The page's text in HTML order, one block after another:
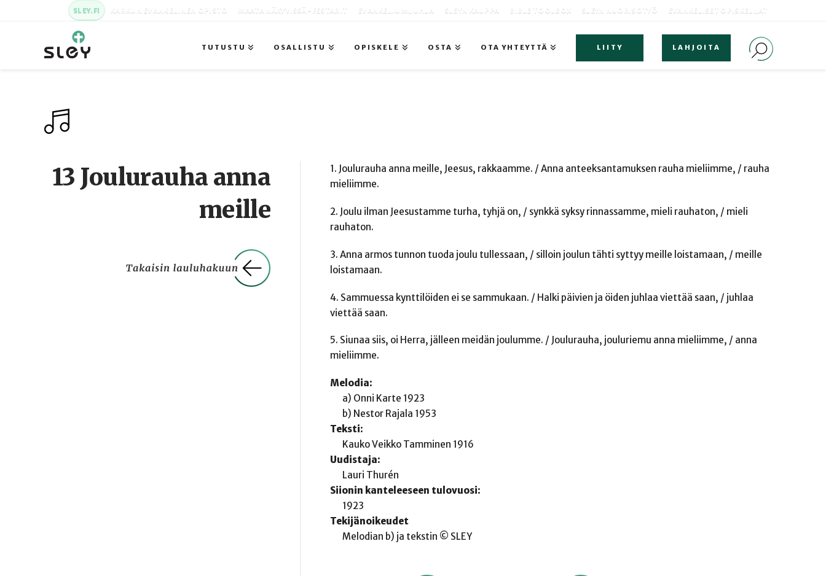
SLEY.FI KARKUN EVANKELINEN OPISTO MAATA NÄKYVISSÄ -FESTARIT EVANKELIUMIJUHLA SLEYN KAUPPA BIBLE TOOLBOX SLEYN NUORISOTYÖ EVANKELISET OPISKELIJAT
TUTUSTU OSALLISTU OPISKELE OSTA OTA YHTEYTTÄ LIITY LAHJOITA
13 Joulurauha anna
meille
1. Joulurauha anna meille, Jeesus, rakkaamme. / Anna anteeksantamuksen rauha mieliimme, / rauha
mieliimme.
2. Joulu ilman Jeesustamme turha, tyhjä on, / synkkä syksy rinnassamme, mieli rauhaton, / mieli
rauhaton.
3. Anna armos tunnon tuoda joulu tullessaan, / silloin joulun tähti syttyy meille loistamaan, / meille
loistamaan.
4. Sammuessa kynttilöiden ei se sammukaan. / Halki päivien ja öiden juhlaa viettää saan, / juhlaa
viettää saan.
5. Siunaa siis, oi Herra, jälleen meidän joulumme. / Joulurauha, jouluriemu anna mieliimme, / anna
mieliimme.
Melodia:
a) Onni Karte 1923
b) Nestor Rajala 1953
Teksti:
Kauko Veikko Tamminen 1916
Uudistaja:
Lauri Thurén
Siionin kanteleeseen tulovuosi:
1923
Tekijänoikeudet
Melodian b) ja tekstin © SLEY